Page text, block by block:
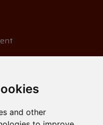
and other